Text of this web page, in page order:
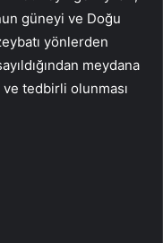
güneyi ve Doğu
yönlerden
meydana
tedbirli olunması